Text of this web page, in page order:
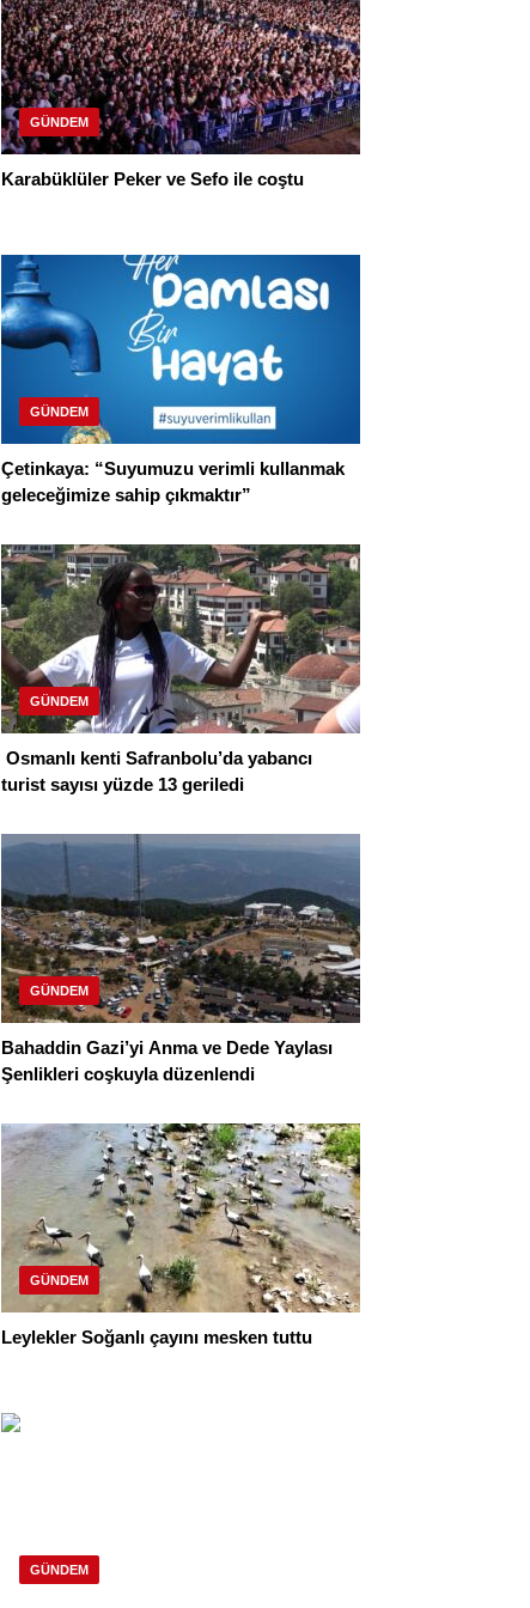
GÜNDEM
Karabüklüler Peker ve Sefo ile coştu
GÜNDEM
Çetinkaya: “Suyumuzu verimli kullanmak
geleceğimize sahip çıkmaktır”
GÜNDEM
Osmanlı kenti Safranbolu’da yabancı
turist sayısı yüzde 13 geriledi
GÜNDEM
Bahaddin Gazi’yi Anma ve Dede Yaylası
Şenlikleri coşkuyla düzenlendi
GÜNDEM
Leylekler Soğanlı çayını mesken tuttu
GÜNDEM